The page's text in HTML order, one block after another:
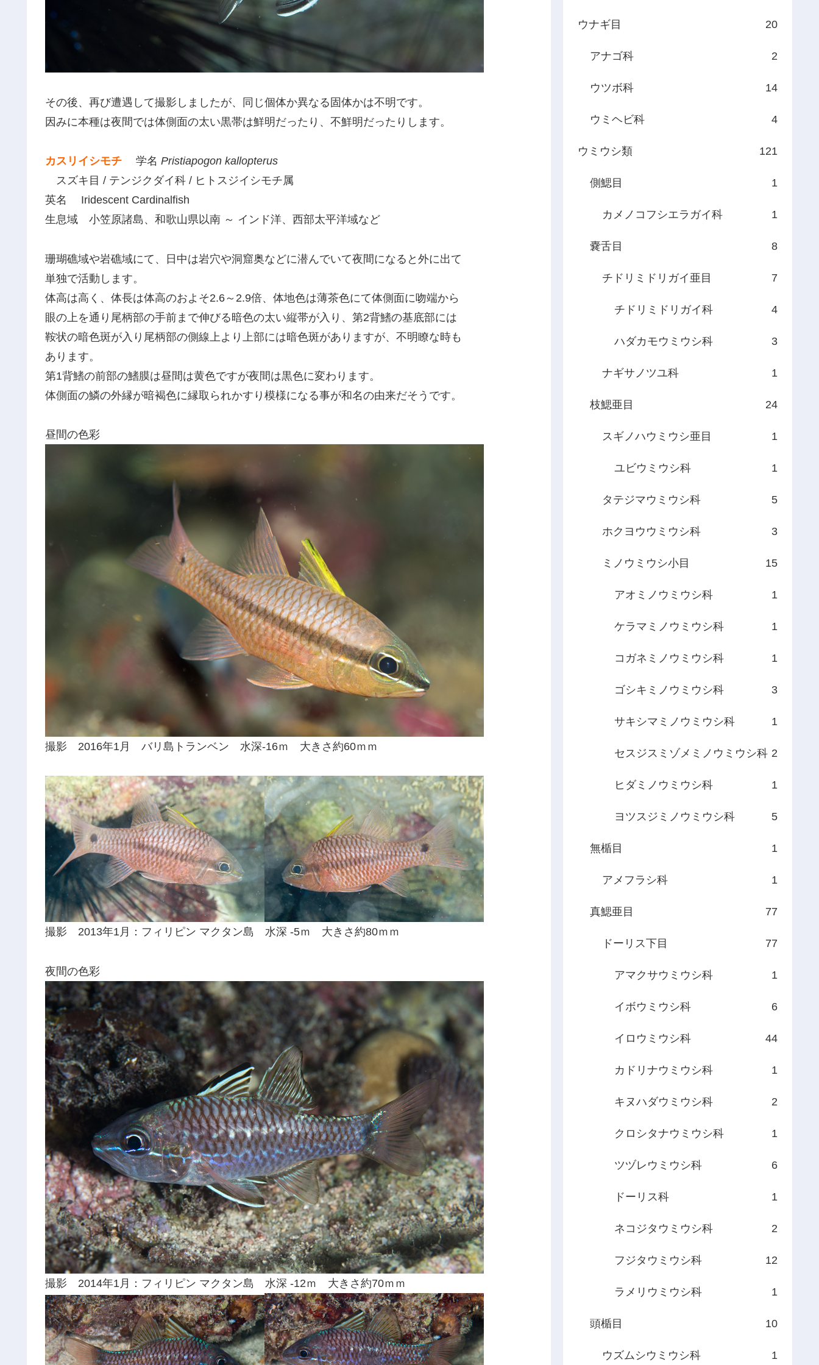
その後、再び遭遇して撮影しましたが、同じ個体か異なる固体かは不明です。
因みに本種は夜間では体側面の太い黒帯は鮮明だったり、不鮮明だったりします。
カスリイシモチ 学名 Pristiapogon kallopterus
スズキ目 / テンジクダイ科 / ヒトスジイシモチ属
英名 Iridescent Cardinalfish
生息域 小笠原諸島、和歌山県以南 ～ インド洋、西部太平洋域など
珊瑚礁域や岩礁域にて、日中は岩穴や洞窟奥などに潜んでいて夜間になると外に出て
単独で活動します。
体高は高く、体長は体高のおよそ2.6～2.9倍、体地色は薄茶色にて体側面に吻端から
眼の上を通り尾柄部の手前まで伸びる暗色の太い縦帯が入り、第2背鰭の基底部には
鞍状の暗色斑が入り尾柄部の側線上より上部には暗色斑がありますが、不明瞭な時も
あります。
第1背鰭の前部の鰭膜は昼間は黄色ですが夜間は黒色に変わります。
体側面の鱗の外縁が暗褐色に縁取られかすり模様になる事が和名の由来だそうです。
昼間の色彩
撮影 2016年1月 バリ島トランベン 水深-16ｍ 大きさ約60ｍｍ
撮影 2013年1月：フィリピン マクタン島 水深 -5ｍ 大きさ約80ｍｍ
夜間の色彩
撮影 2014年1月：フィリピン マクタン島 水深 -12ｍ 大きさ約70ｍｍ
ウナギ目 20
アナゴ科 2
ウツボ科 14
ウミヘビ科 4
ウミウシ類 121
側鰓目 1
カメノコフシエラガイ科 1
嚢舌目 8
チドリミドリガイ亜目 7
チドリミドリガイ科 4
ハダカモウミウシ科 3
ナギサノツユ科 1
枝鰓亜目 24
スギノハウミウシ亜目 1
ユビウミウシ科 1
タテジマウミウシ科 5
ホクヨウウミウシ科 3
ミノウミウシ小目 15
アオミノウミウシ科 1
ケラマミノウミウシ科 1
コガネミノウミウシ科 1
ゴシキミノウミウシ科 3
サキシマミノウミウシ科 1
セスジスミゾメミノウミウシ科 2
ヒダミノウミウシ科 1
ヨツスジミノウミウシ科 5
無楯目 1
アメフラシ科 1
真鰓亜目 77
ドーリス下目 77
アマクサウミウシ科 1
イボウミウシ科 6
イロウミウシ科 44
カドリナウミウシ科 1
キヌハダウミウシ科 2
クロシタナウミウシ科 1
ツヅレウミウシ科 6
ドーリス科 1
ネコジタウミウシ科 2
フジタウミウシ科 12
ラメリウミウシ科 1
頭楯目 10
ウズムシウミウシ科 1